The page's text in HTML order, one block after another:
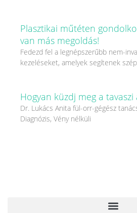
Plasztikai műtéten
van más megoldás!
Fedezd fel a legnépszerűbb nem-
kezeléseket, amelyek segítenek
Hogyan küzdj meg a tavaszi
Dr. Lukács Anita fül-orr-gégész
Diagnózis, Vény nélküli